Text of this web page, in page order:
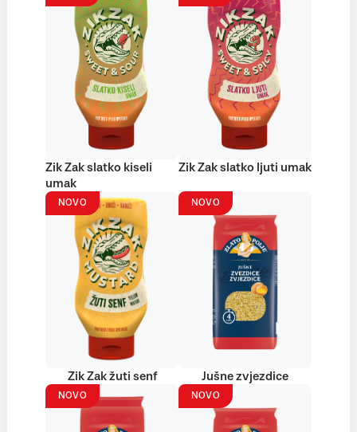
Zik Zak slatko kiseli
umak
Zik Zak slatko ljuti umak
NOVO
Zik Zak žuti senf
NOVO
Jušne zvjezdice
NOVO NOVO